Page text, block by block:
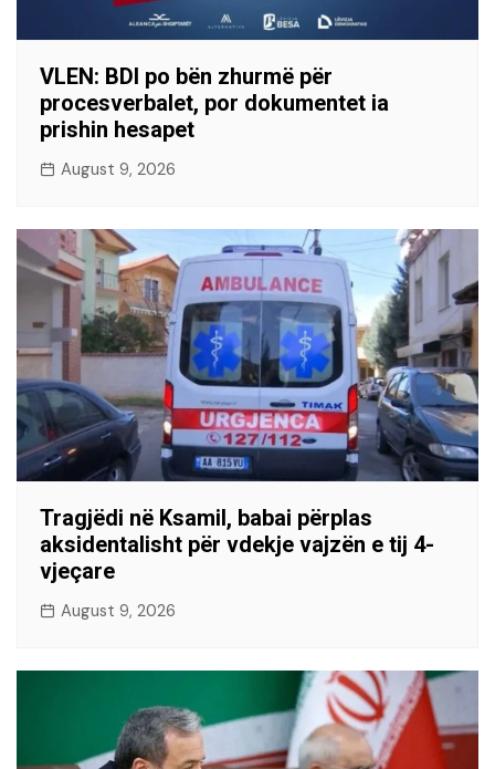
VLEN: BDI po bën zhurmë për
procesverbalet, por dokumentet ia
prishin hesapet
August 9, 2026
Tragjëdi në Ksamil, babai përplas
aksidentalisht për vdekje vajzën e tij 4-
vjeçare
August 9, 2026